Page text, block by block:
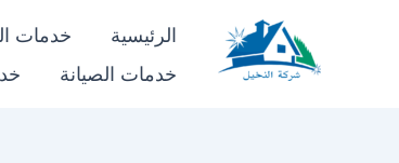
الرئيسية خدمات
خدمات الصيانة